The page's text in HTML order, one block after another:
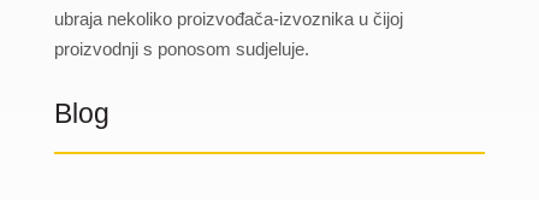
ubraja nekoliko proizvođača-izvoznika u čijoj
proizvodnji s ponosom sudjeluje.
Blog